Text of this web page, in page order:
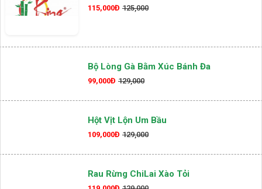
115,000Đ 125,000
Bộ Lòng Gà Bằm Xúc Bánh Đa
99,000Đ 129,000
Hột Vịt Lộn Um Bầu
109,000Đ 129,000